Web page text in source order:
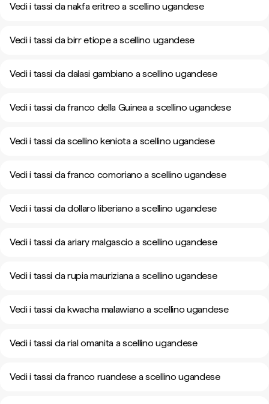
Vedi i tassi da nakfa eritreo a scellino ugandese
Vedi i tassi da birr etiope a scellino ugandese
Vedi i tassi da dalasi gambiano a scellino ugandese
Vedi i tassi da franco della Guinea a scellino ugandese
Vedi i tassi da scellino keniota a scellino ugandese
Vedi i tassi da franco comoriano a scellino ugandese
Vedi i tassi da dollaro liberiano a scellino ugandese
Vedi i tassi da ariary malgascio a scellino ugandese
Vedi i tassi da rupia mauriziana a scellino ugandese
Vedi i tassi da kwacha malawiano a scellino ugandese
Vedi i tassi da rial omanita a scellino ugandese
Vedi i tassi da franco ruandese a scellino ugandese